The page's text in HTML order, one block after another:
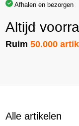
Afhalen en bezorgen
Altijd
Ruim50.000
Alle artikelen